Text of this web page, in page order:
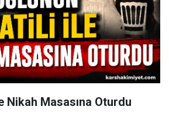
Nikah Masasına Oturdu